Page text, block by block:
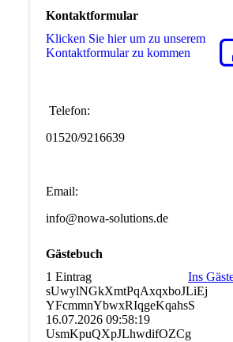
Kontaktformular
Klicken Sie hier um zu unserem
Kon­takt­for­mu­lar zu kommen
Telefon:
01520/9216639
Email:
info@nowa-solutions.de
Gästebuch
1 Eintrag
Ins
sUwylNGkXmtPqAxqxboJLiEj
YFcmmnYbwxRIqgeKqahsS
16.07.2026 09:58:19
UsmKpuQXpJLhwdifOZCg